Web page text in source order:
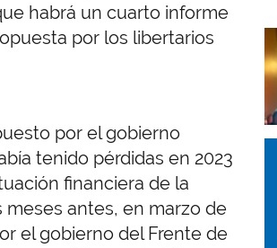
habrá un cuarto informe
por los libertarios
por el gobierno
tenido pérdidas en 2023
financiera de la
meses antes, en marzo de
el gobierno del Frente de